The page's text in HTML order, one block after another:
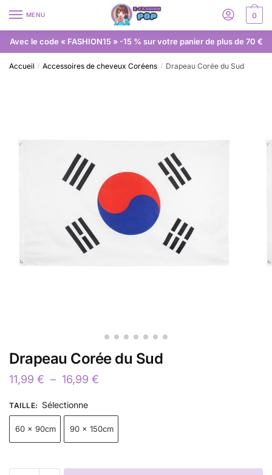
MENU 0
Avec le code « FASHION15 » -15 % sur votre panier de plus de 70 €
Accueil / Accessoires de cheveux Coréens / Drapeau Corée du Sud
Drapeau Corée du Sud
11,99 € – 16,99 €
TAILLE: Sélectionne
60 x 90cm 90 x 150cm